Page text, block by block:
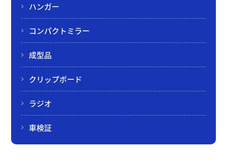
ハンガー
コンパクトミラー
成型品
クリップボード
ラジオ
車検証